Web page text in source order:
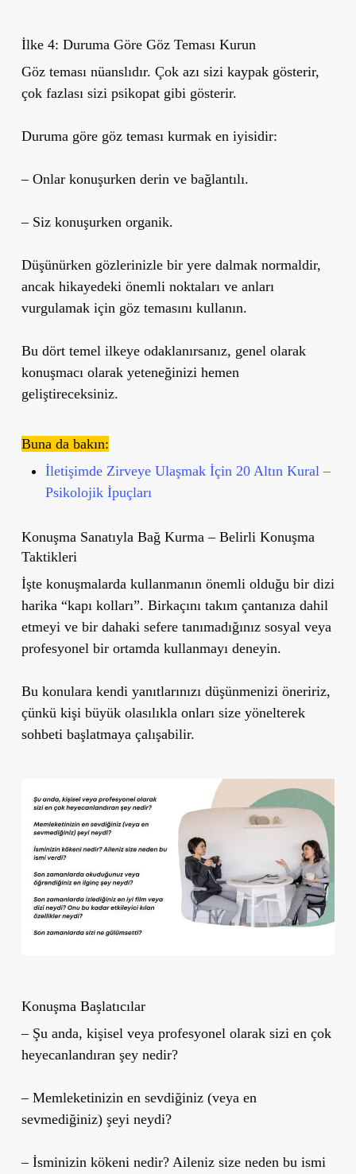
İlke 4: Duruma Göre Göz Teması Kurun
Göz teması nüanslıdır. Çok azı sizi kaypak gösterir,
çok fazlası sizi psikopat gibi gösterir.
Duruma göre göz teması kurmak en iyisidir:
– Onlar konuşurken derin ve bağlantılı.
– Siz konuşurken organik.
Düşünürken gözlerinizle bir yere dalmak normaldir,
ancak hikayedeki önemli noktaları ve anları
vurgulamak için göz temasını kullanın.
Bu dört temel ilkeye odaklanırsanız, genel olarak
konuşmacı olarak yeteneğinizi hemen
geliştireceksiniz.
Buna da bakın:
İletişimde Zirveye Ulaşmak İçin 20 Altın Kural –
Psikolojik İpuçları
Konuşma Sanatıyla Bağ Kurma – Belirli Konuşma
Taktikleri
İşte konuşmalarda kullanmanın önemli olduğu bir dizi
harika “kapı kolları”. Birkaçını takım çantanıza dahil
etmeyi ve bir dahaki sefere tanımadığınız sosyal veya
profesyonel bir ortamda kullanmayı deneyin.
Bu konulara kendi yanıtlarınızı düşünmenizi öneririz,
çünkü kişi büyük olasılıkla onları size yönelterek
sohbeti başlatmaya çalışabilir.
Konuşma Başlatıcılar
– Şu anda, kişisel veya profesyonel olarak sizi en çok
heyecanlandıran şey nedir?
– Memleketinizin en sevdiğiniz (veya en
sevmediğiniz) şeyi neydi?
– İsminizin kökeni nedir? Aileniz size neden bu ismi